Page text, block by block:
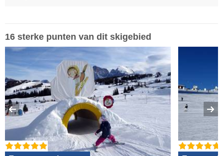
16 sterke punten van dit skigebied